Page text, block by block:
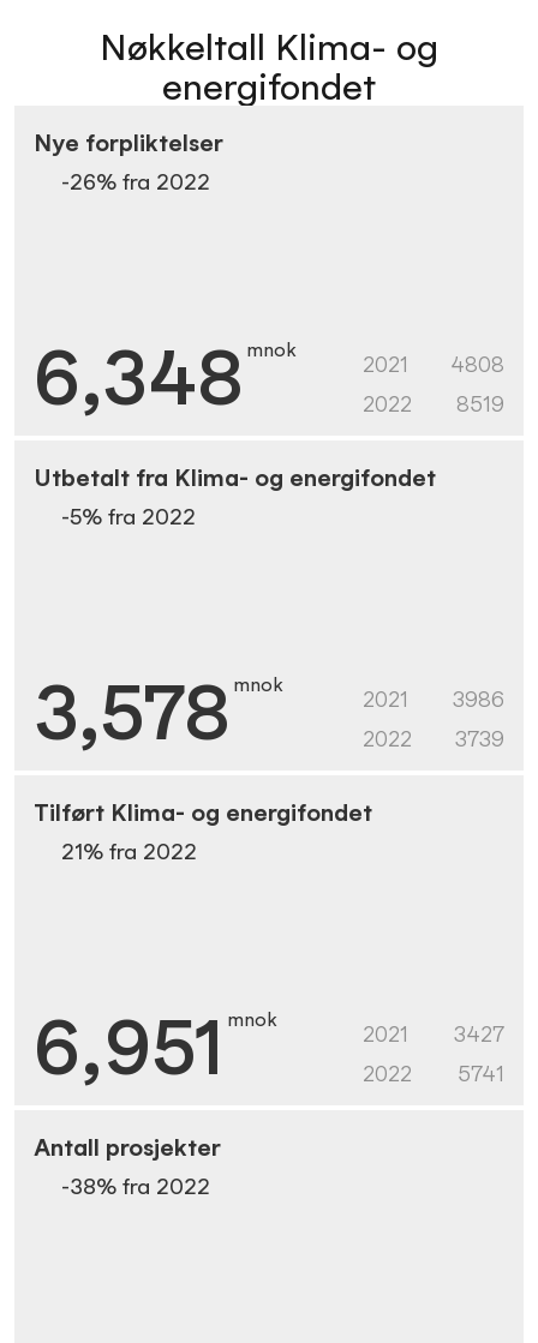
Nøkkeltall Klima- og
energifondet
Nye forpliktelser
-26% fra 2022
6,348 mnok
2021
4808
2022
8519
Utbetalt fra Klima- og energifondet
-5% fra 2022
3,578 mnok
2021
3986
2022
3739
Tilført Klima- og energifondet
21% fra 2022
6,951 mnok
2021
3427
2022
5741
Antall prosjekter
-38% fra 2022